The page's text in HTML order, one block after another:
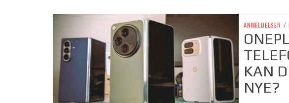
ANMELDELSER /
KAN
NYE?